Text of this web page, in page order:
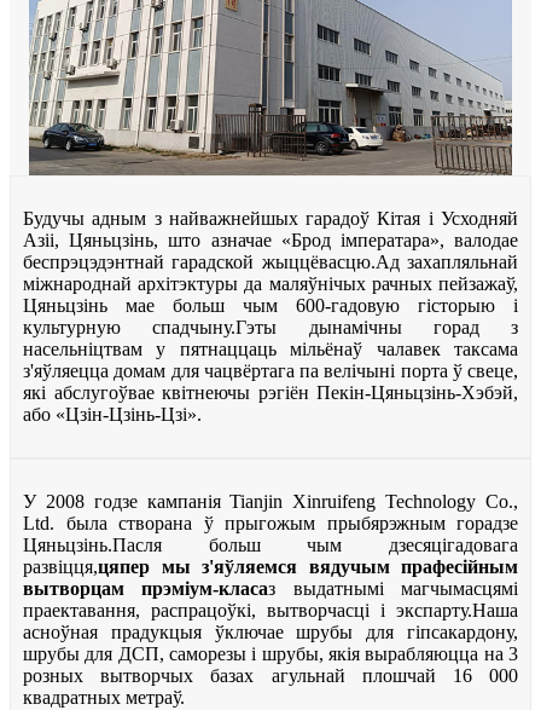
Будучы адным з найважнейшых гарадоў Кітая і Усходняй
Азіі, Цяньцзінь, што азначае «Брод імператара», валодае
беспрэцэдэнтнай гарадской жыццёвасцю.Ад захапляльнай
міжнароднай архітэктуры да маляўнічых рачных пейзажаў,
Цяньцзінь мае больш чым 600-гадовую гісторыю і
культурную спадчыну.Гэты дынамічны горад з
насельніцтвам у пятнаццаць мільёнаў чалавек таксама
з'яўляецца домам для чацвёртага па велічыні порта ў свеце,
які абслугоўвае квітнеючы рэгіён Пекін-Цяньцзінь-Хэбэй,
або «Цзін-Цзінь-Цзі».
У 2008 годзе кампанія Tianjin Xinruifeng Technology Co.,
Ltd. была створана ў прыгожым прыбярэжным горадзе
Цяньцзінь.Пасля больш чым дзесяцігадовага
развіцця,цяпер мы з'яўляемся вядучым прафесійным
вытворцам прэміум-класаз выдатнымі магчымасцямі
праектавання, распрацоўкі, вытворчасці і экспарту.Наша
асноўная прадукцыя ўключае шрубы для гіпсакардону,
шрубы для ДСП, саморезы і шрубы, якія вырабляюцца на 3
розных вытворчых базах агульнай плошчай 16 000
квадратных метраў.